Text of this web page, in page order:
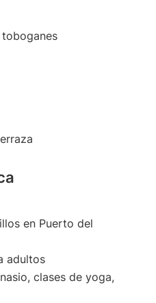
en Puerto del
adultos
clases de yoga,